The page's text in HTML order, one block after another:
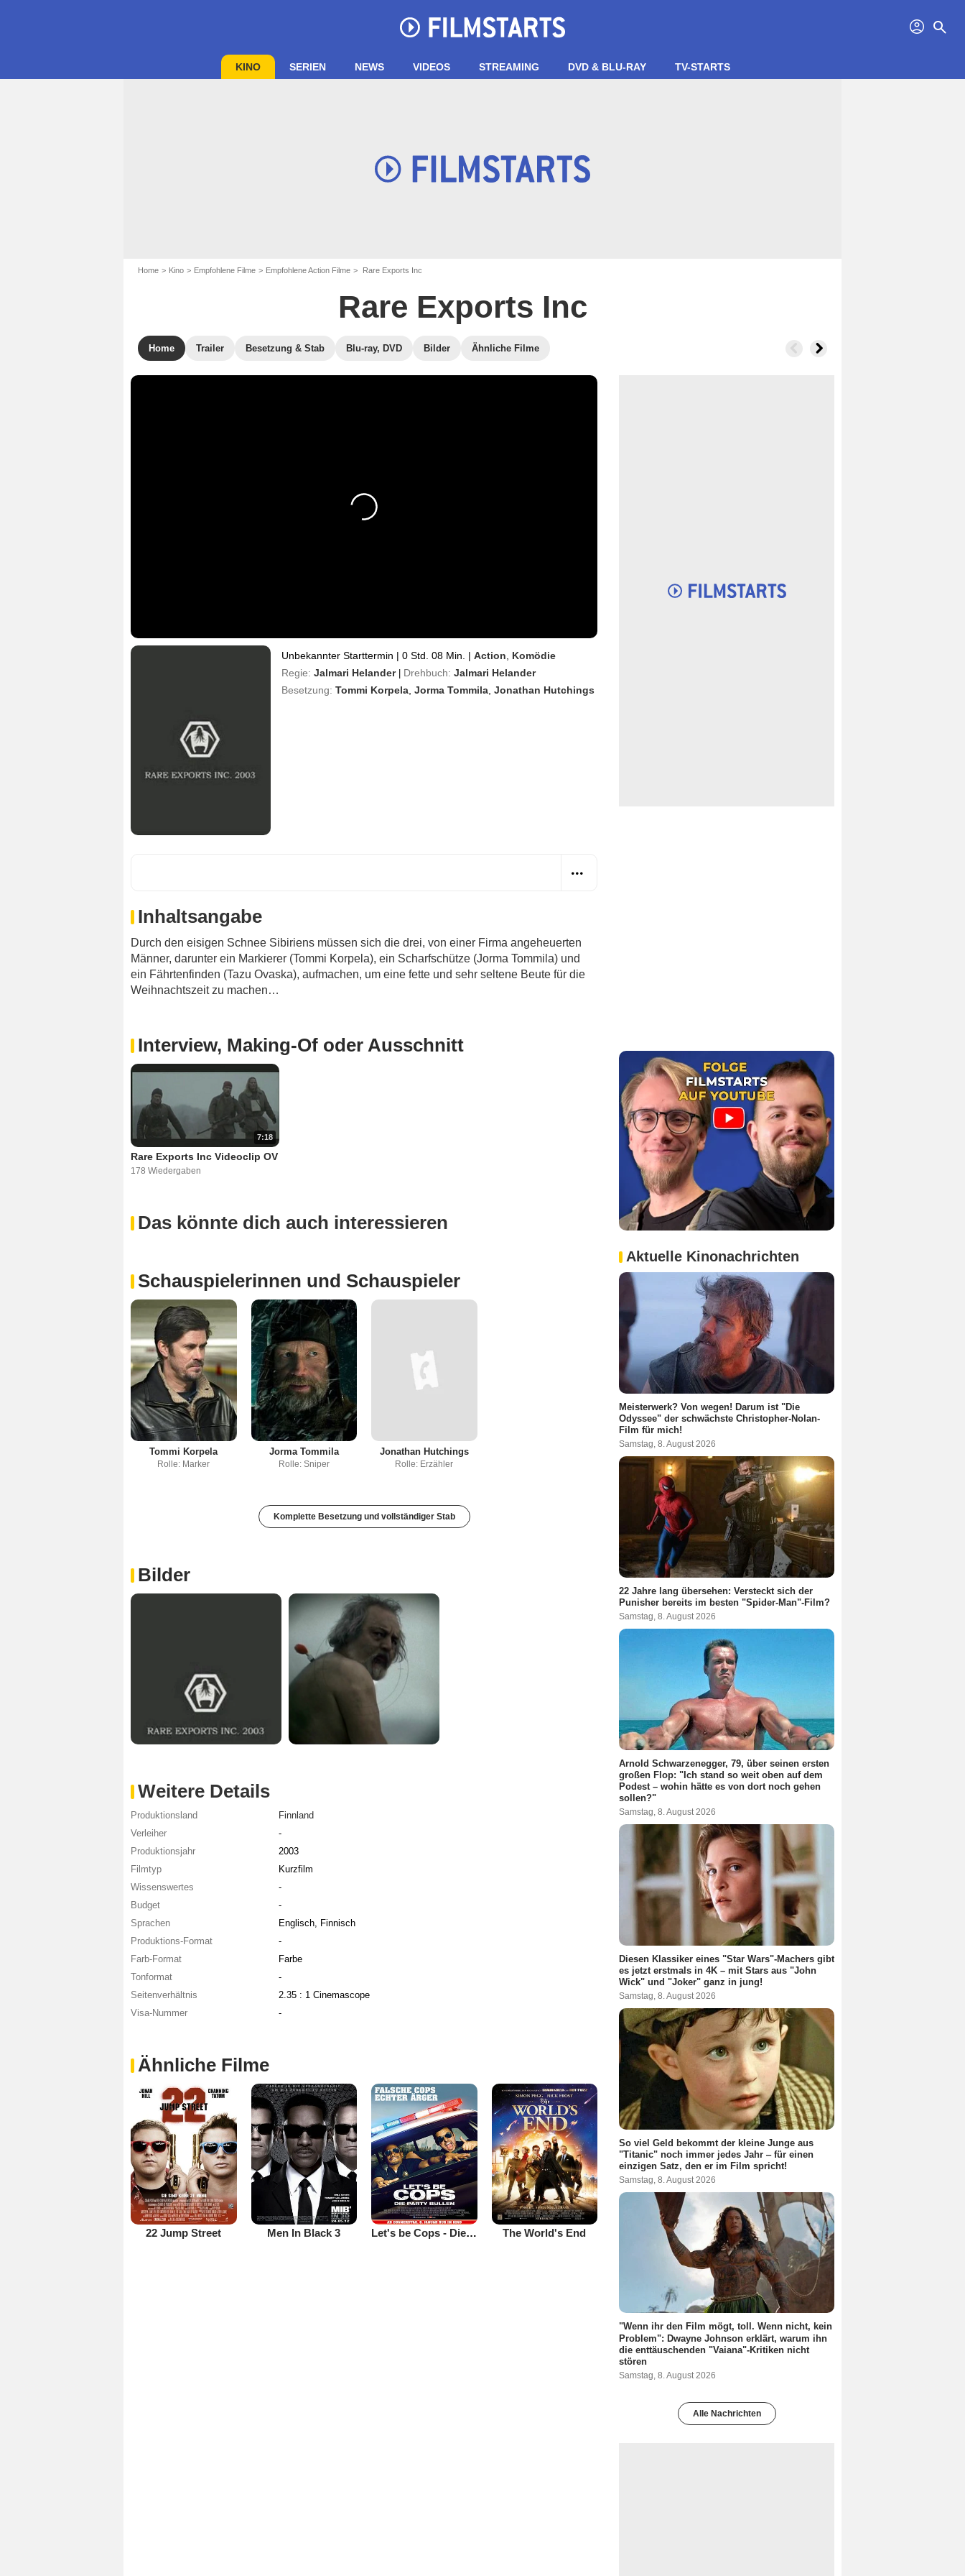
profil search
KINO SERIEN NEWS VIDEOS STREAMING DVD & BLU-RAY TV-STARTS
Home Kino Empfohlene Filme Empfohlene Action Filme Rare Exports Inc
Rare Exports Inc
Home Trailer Besetzung & Stab Blu-ray, DVD Bilder Ähnliche Filme
Unbekannter Starttermin | 0 Std. 08 Min. | Action
Komödie
Regie: Jalmari Helander | Drehbuch: Jalmari Helander
Besetzung: Tommi Korpela Jorma Tommila Jonathan Hutchings
Inhaltsangabe
Durch den eisigen Schnee Sibiriens müssen sich die drei, von einer Firma angeheuerten
Männer, darunter ein Markierer (Tommi Korpela), ein Scharfschütze (Jorma Tommila) und
ein Fährtenfinden (Tazu Ovaska), aufmachen, um eine fette und sehr seltene Beute für die
Weihnachtszeit zu machen…
Interview, Making-Of oder Ausschnitt
7:18
Rare Exports Inc Videoclip OV
178 Wiedergaben
Das könnte dich auch interessieren
Schauspielerinnen und Schauspieler
Tommi Korpela
Rolle: Marker
Jorma Tommila
Rolle: Sniper
Jonathan Hutchings
Rolle: Erzähler
Komplette Besetzung und vollständiger Stab
Bilder
Weitere Details
Produktionsland
Finnland
Verleiher
-
Produktionsjahr
2003
Filmtyp
Kurzfilm
Wissenswertes
-
Budget
-
Sprachen
Englisch, Finnisch
Produktions-Format
-
Farb-Format
Farbe
Tonformat
-
Seitenverhältnis
2.35 : 1 Cinemascope
Visa-Nummer
-
Ähnliche Filme
22 Jump Street Men In Black 3 Let's be Cops - Die Party Bullen The World's End
Aktuelle Kinonachrichten
Meisterwerk? Von wegen! Darum ist "Die
Odyssee" der schwächste Christopher-Nolan-
Film für mich!
Samstag, 8. August 2026
22 Jahre lang übersehen: Versteckt sich der
Punisher bereits im besten "Spider-Man"-Film?
Samstag, 8. August 2026
Arnold Schwarzenegger, 79, über seinen ersten
großen Flop: "Ich stand so weit oben auf dem
Podest – wohin hätte es von dort noch gehen
sollen?"
Samstag, 8. August 2026
Diesen Klassiker eines "Star Wars"-Machers gibt
es jetzt erstmals in 4K – mit Stars aus "John
Wick" und "Joker" ganz in jung!
Samstag, 8. August 2026
So viel Geld bekommt der kleine Junge aus
"Titanic" noch immer jedes Jahr ‒ für einen
einzigen Satz, den er im Film spricht!
Samstag, 8. August 2026
"Wenn ihr den Film mögt, toll. Wenn nicht, kein
Problem": Dwayne Johnson erklärt, warum ihn
die enttäuschenden "Vaiana"-Kritiken nicht
stören
Samstag, 8. August 2026
Alle Nachrichten